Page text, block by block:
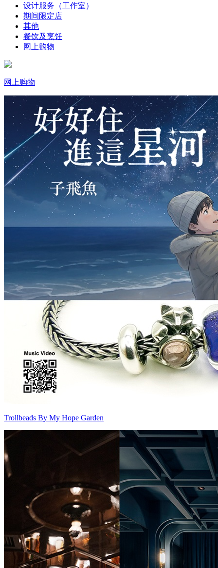
设计服务（工作室）
期间限定店
其他
餐饮及烹饪
网上购物
网上购物
Trollbeads By My Hope Garden